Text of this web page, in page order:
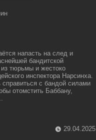
напасть на след и
бандитской
тюрьмы и жестоко
инспектора Нарсинха.
с бандой силами
отомстить Баббану,
29.04.2025